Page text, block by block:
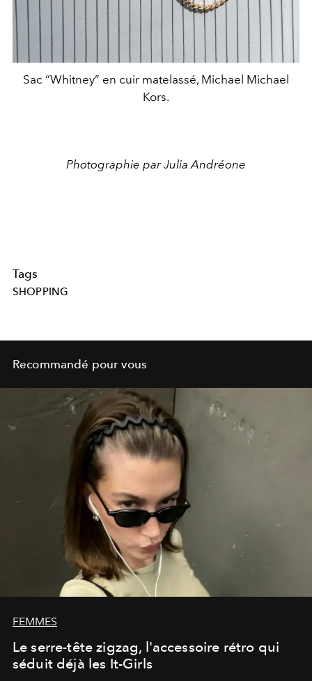
Sac “Whitney” en cuir matelassé, Michael Michael
Kors.
Photographie par Julia Andréone
Tags
SHOPPING
Recommandé pour vous
FEMMES
Le serre-tête zigzag, l'accessoire rétro qui
séduit déjà les It-Girls